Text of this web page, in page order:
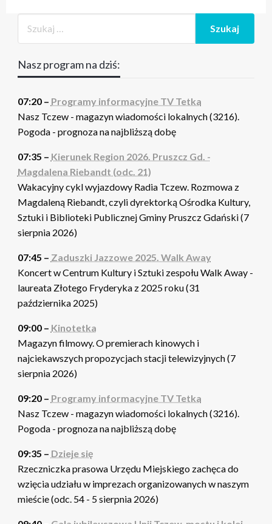
Nasz program na dziś:
07:20 – Programy informacyjne TV Tetka
Nasz Tczew - magazyn wiadomości lokalnych (3216).
Pogoda - prognoza na najbliższą dobę
07:35 – Kierunek Region 2026. Pruszcz Gd. -
Magdalena Riebandt (odc. 21)
Wakacyjny cykl wyjazdowy Radia Tczew. Rozmowa z
Magdaleną Riebandt, czyli dyrektorką Ośrodka Kultury,
Sztuki i Biblioteki Publicznej Gminy Pruszcz Gdański (7
sierpnia 2026)
07:45 – Zaduszki Jazzowe 2025. Walk Away
Koncert w Centrum Kultury i Sztuki zespołu Walk Away -
laureata Złotego Fryderyka z 2025 roku (31
października 2025)
09:00 – Kinotetka
Magazyn filmowy. O premierach kinowych i
najciekawszych propozycjach stacji telewizyjnych (7
sierpnia 2026)
09:20 – Programy informacyjne TV Tetka
Nasz Tczew - magazyn wiadomości lokalnych (3216).
Pogoda - prognoza na najbliższą dobę
09:35 – Dzieje się
Rzeczniczka prasowa Urzędu Miejskiego zachęca do
wzięcia udziału w imprezach organizowanych w naszym
mieście (odc. 54 - 5 sierpnia 2026)